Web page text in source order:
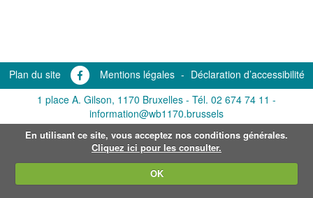
Plan du site Mentions légales - Déclaration d’accessibilité
1 place A. Gilson, 1170 Bruxelles - Tél. 02 674 74 11 -
information@wb1170.brussels
En utilisant ce site, vous acceptez nos conditions générales.
Cliquez ici pour les consulter.
OK